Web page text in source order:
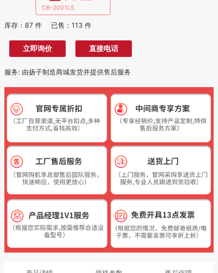
CB-2001LS
库存： 87件 已售： 113 件
立即询价 直接电话
服务: 由扬子制造商城发货并提供售后服务